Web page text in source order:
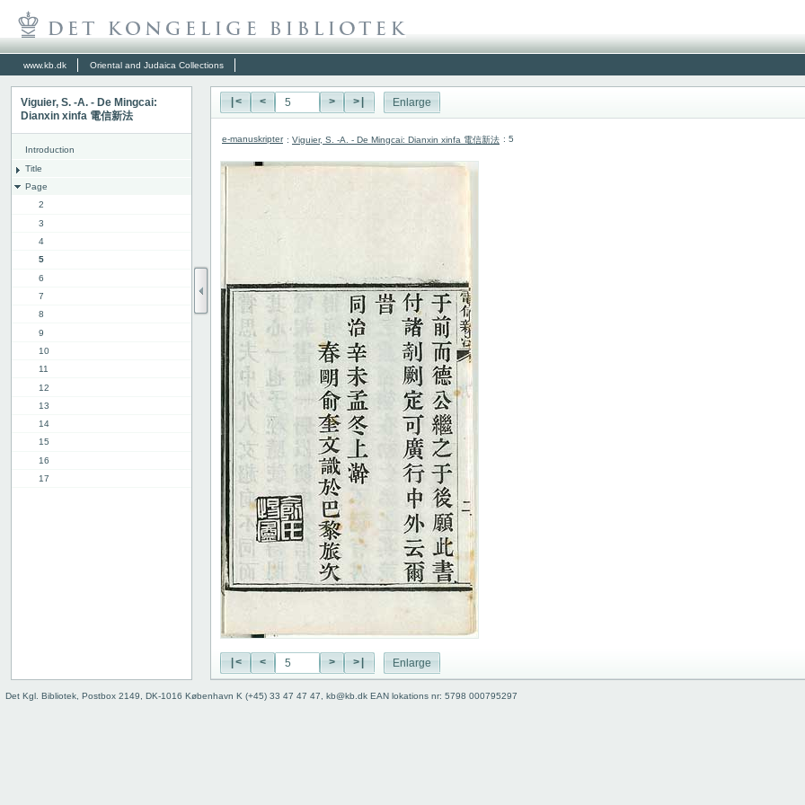
www.kb.dk Oriental and Judaica Collections
Viguier, S. -A. - De Mingcai:
Dianxin xinfa 電信新法
Introduction
Title
Page
2
3
4
5
6
7
8
9
10
11
12
13
14
15
16
17
28
29
|< < > >| Enlarge
e-manuskripter : Viguier, S. -A. - De Mingcai: Dianxin xinfa 電信新法 : 5
|< < > >| Enlarge
Det Kgl. Bibliotek, Postbox 2149, DK-1016 København K (+45) 33 47 47 47, kb@kb.dk EAN lokations nr: 5798 000795297